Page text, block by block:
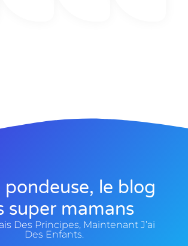
pondeuse, le blog
super mamans
Des Principes, Maintenant J’ai
Des Enfants.